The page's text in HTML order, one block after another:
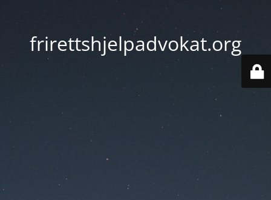
frirettshjelpadvokat.org